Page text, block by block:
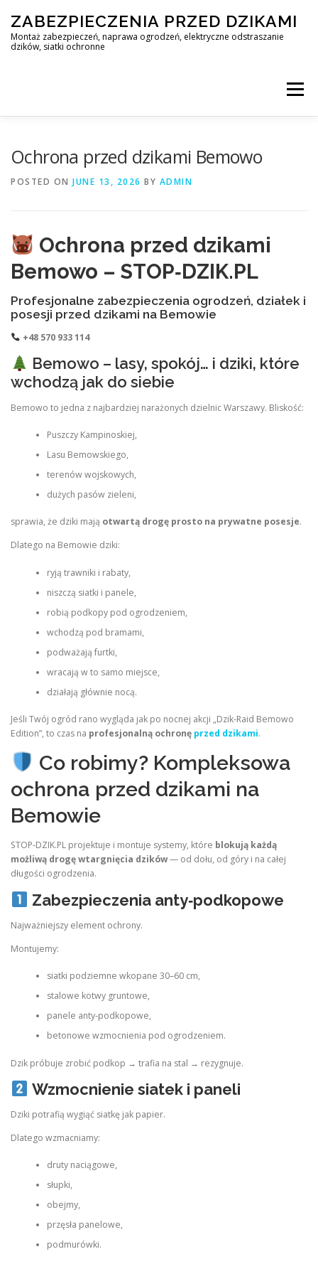
content
ZABEZPIECZENIA PRZED DZIKAMI
Montaż zabezpieczeń, naprawa ogrodzeń, elektryczne odstraszanie
dzików, siatki ochronne
Menu
ZABEZPIECZENIA PRZED DZIKAMI BLOG
KONTAKT
Ochrona przed dzikami Bemowo
POSTED ON JUNE 13, 2026 BY ADMIN
Ochrona przed dzikami
Bemowo – STOP‑DZIK.PL
Profesjonalne zabezpieczenia ogrodzeń, działek i
posesji przed dzikami na Bemowie
+48 570 933 114
Bemowo – lasy, spokój… i dziki, które
wchodzą jak do siebie
Bemowo to jedna z najbardziej narażonych dzielnic Warszawy. Bliskość:
Puszczy Kampinoskiej,
Lasu Bemowskiego,
terenów wojskowych,
dużych pasów zieleni,
sprawia, że dziki mają otwartą drogę prosto na prywatne posesje.
Dlatego na Bemowie dziki:
ryją trawniki i rabaty,
niszczą siatki i panele,
robią podkopy pod ogrodzeniem,
wchodzą pod bramami,
podważają furtki,
wracają w to samo miejsce,
działają głównie nocą.
Jeśli Twój ogród rano wygląda jak po nocnej akcji „Dzik‑Raid Bemowo
Edition”, to czas na profesjonalną ochronę przed dzikami.
Co robimy? Kompleksowa
ochrona przed dzikami na
Bemowie
STOP‑DZIK.PL projektuje i montuje systemy, które blokują każdą
możliwą drogę wtargnięcia dzików— od dołu, od góry i na całej
długości ogrodzenia.
Zabezpieczenia anty‑podkopowe
Najważniejszy element ochrony.
Montujemy:
siatki podziemne wkopane 30–60 cm,
stalowe kotwy gruntowe,
panele anty‑podkopowe,
betonowe wzmocnienia pod ogrodzeniem.
Dzik próbuje zrobić podkop → trafia na stal → rezygnuje.
Wzmocnienie siatek i paneli
Dziki potrafią wygiąć siatkę jak papier.
Dlatego wzmacniamy:
druty naciągowe,
słupki,
obejmy,
przęsła panelowe,
podmurówki.